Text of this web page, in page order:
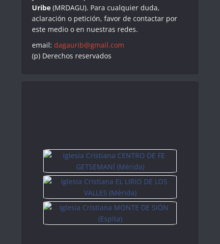
Uribe (MRDAGU). Para cualquier duda,
aclaración o petición, favor de contactar por
este medio o en nuestras redes.
email: dagaurib@gmail.com
(p) Derechos reservados